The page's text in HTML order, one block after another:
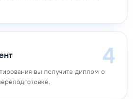
вы получите диплом о